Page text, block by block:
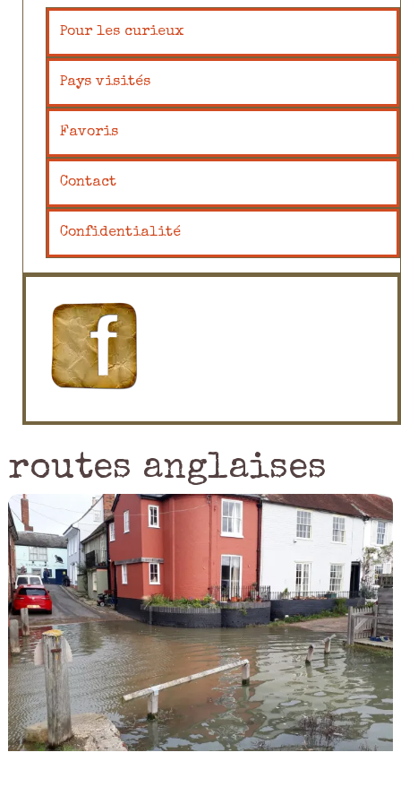
Pour les curieux
Pays visités
Favoris
Contact
Confidentialité
routes anglaises